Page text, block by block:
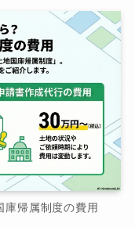
庫帰属制度の費用